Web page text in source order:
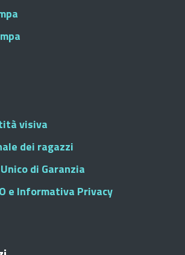
visiva
dei ragazzi
di Garanzia
e Informativa Privacy